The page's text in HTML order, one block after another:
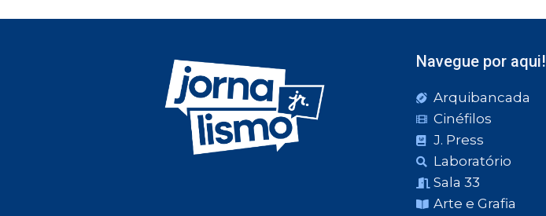
Navegue por aqui!
Arquibancada
Cinéfilos
J. Press
Laboratório
Sala 33
Arte e Grafia